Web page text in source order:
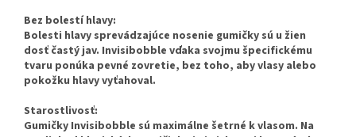
Bez bolestí hlavy:
Bolesti hlavy sprevádzajúce nosenie gumičky sú u žien
dosť častý jav. Invisibobble vďaka svojmu špecifickému
tvaru ponúka pevné zovretie, bez toho, aby vlasy alebo
pokožku hlavy vyťahoval.
Starostlivosť:
Gumičky Invisibobble sú maximálne šetrné k vlasom. Na